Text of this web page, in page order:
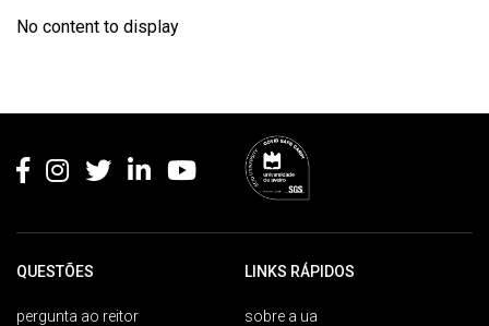
No content to display
QUESTÕES
pergunta ao reitor
LINKS RÁPIDOS
sobre a ua